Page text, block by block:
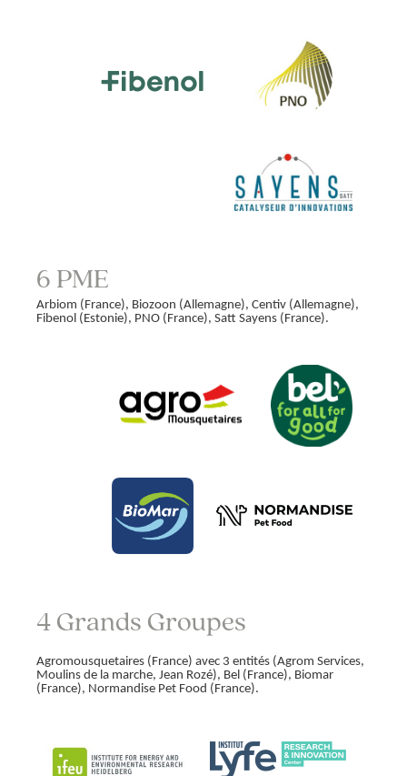
6 PME
Arbiom (France), Biozoon (Allemagne), Centiv (Allemagne),
Fibenol (Estonie), PNO (France), Satt Sayens (France).
4 Grands Groupes
Agromousquetaires (France) avec 3 entités (Agrom Services,
Moulins de la marche, Jean Rozé), Bel (France), Biomar
(France), Normandise Pet Food (France).